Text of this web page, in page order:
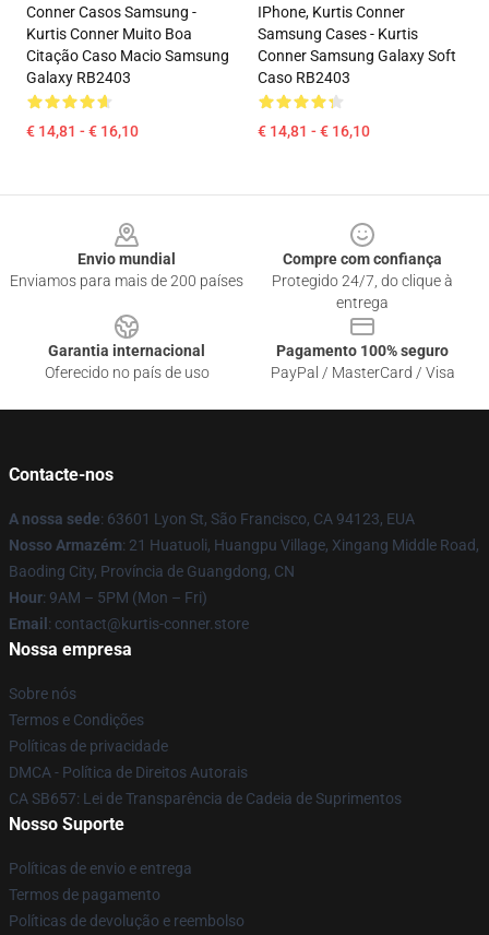
Conner Casos Samsung -
Kurtis Conner Muito Boa
Citação Caso Macio Samsung
Galaxy RB2403
€ 14,81 - € 16,10
IPhone, Kurtis Conner
Samsung Cases - Kurtis
Conner Samsung Galaxy Soft
Caso RB2403
€ 14,81 - € 16,10
Envio mundial
Enviamos para mais de 200 países
Compre com confiança
Protegido 24/7, do clique à
entrega
Garantia internacional
Oferecido no país de uso
Pagamento 100% seguro
PayPal / MasterCard / Visa
Contacte-nos
A nossa sede: 63601 Lyon St, São Francisco, CA 94123, EUA
Nosso Armazém: 21 Huatuoli, Huangpu Village, Xingang Middle Road,
Baoding City, Província de Guangdong, CN
Hour: 9AM – 5PM (Mon – Fri)
Email : contact@kurtis-conner.store
Nossa empresa
Sobre nós
Termos e Condições
Políticas de privacidade
DMCA - Política de Direitos Autorais
CA SB657: Lei de Transparência de Cadeia de Suprimentos
Nosso Suporte
Políticas de envio e entrega
Termos de pagamento
Políticas de devolução e reembolso